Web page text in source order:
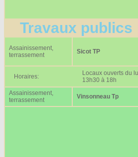
Travaux publics
Assainissement,
terrassement
Sicot TP
Horaires:
Locaux ouverts du
13h30 à 18h
Assainissement,
terrassement
Vinsonneau Tp